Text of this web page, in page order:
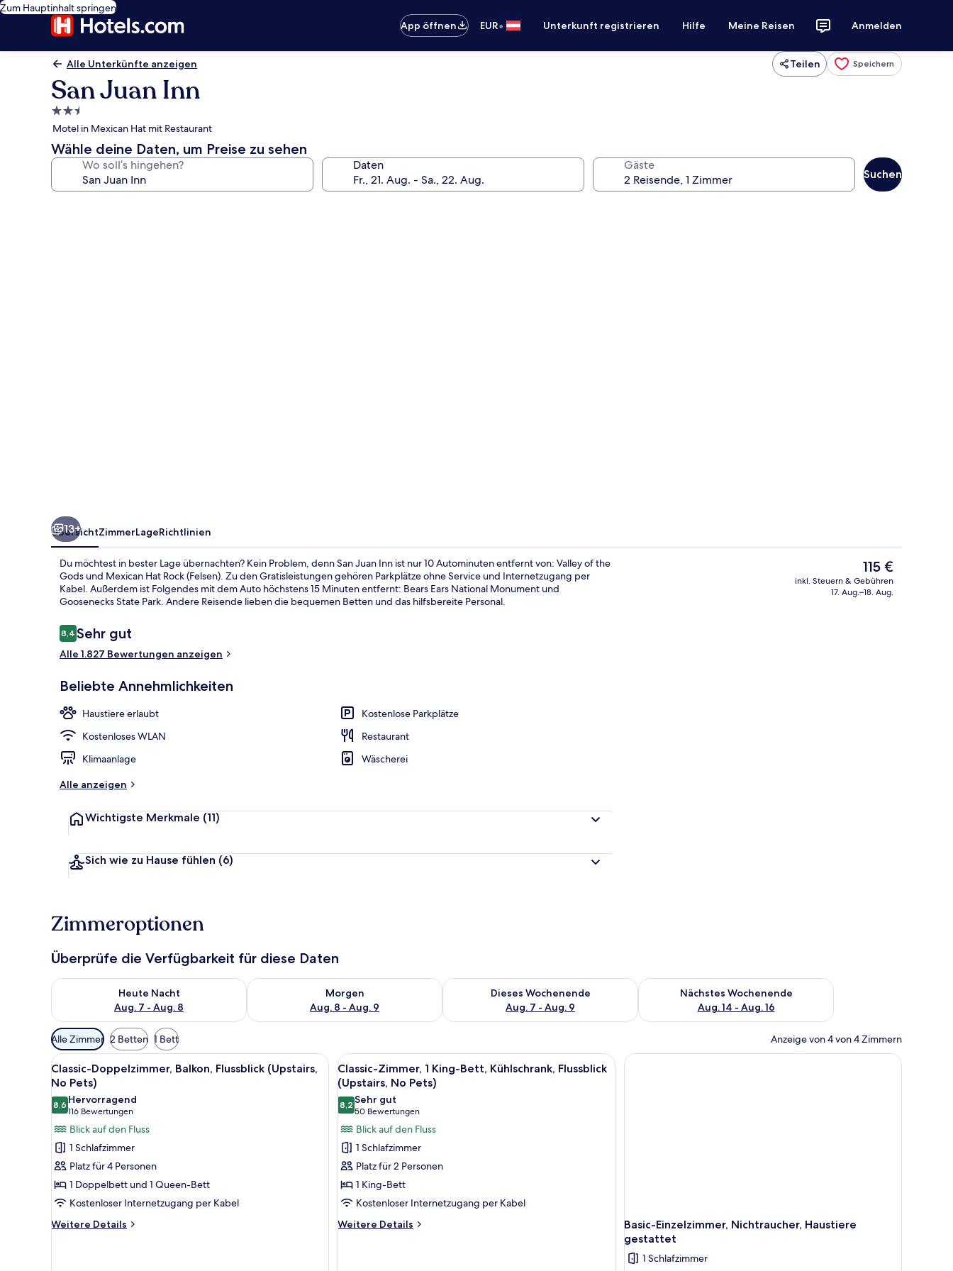
Zum Hauptinhalt springen
App öffnen
EUR• Unterkunft registrieren Hilfe Meine Reisen Anmelden
Alle Unterkünfte anzeigen Teilen Speichern
San Juan Inn
2.5-
Sterne-
Unterkunft
Motel in Mexican Hat mit Restaurant
Wähle deine Daten, um Preise zu sehen
Wo soll’s hingehen? Daten Gäste
Suchen
Familien-Doppelzimmer, Flussblick,
13+
ÜbersichtZimmerLageRichtlinien
Du möchtest in bester Lage übernachten? Kein Problem, denn San Juan Inn ist nur 10 Autominuten entfernt von: Valley of the
Gods und Mexican Hat Rock (Felsen). Zu den Gratisleistungen gehören Parkplätze ohne Service und Internetzugang per
Kabel. Außerdem ist Folgendes mit dem Auto höchstens 15 Minuten entfernt: Bears Ears National Monument und
Goosenecks State Park. Andere Reisende lieben die bequemen Betten und das hilfsbereite Personal.
Bewertungen
8,48,4 von 10.
Sehr gut
Alle 1.827 Bewertungen anzeigen
Beliebte Annehmlichkeiten
Haustiere erlaubt
Kostenlose Parkplätze
Kostenloses WLAN
Restaurant
Klimaanlage
Wäscherei
Alle anzeigen
Wichtigste Merkmale (11)
Sich wie zu Hause fühlen (6)
Der
aktuelle
Preis
115 €
inkl. Steuern & Gebühren
17. Aug.–18. Aug.
Zimmeroptionen
Überprüfe die Verfügbarkeit für diese Daten
Heute Nacht
Aug. 7 - Aug. 8
Überprüfe die Verfügbarkeit für heute Nacht, Aug. 7 - Aug. 8.
Morgen
Aug. 8 - Aug. 9
Überprüfe die Verfügbarkeit für morgen, Aug. 8 - Aug. 9.
Dieses Wochenende
Aug. 7 - Aug. 9
Überprüfe die Verfügbarkeit für dieses Wochenende, Aug. 7 - Aug. 9.
Nächstes Wochenende
Aug. 14 - Aug. 16
Überprüfe die Verfügbarkeit für nächstes Wochenende, Aug.
Verfügbare
Filter
für
Zimmer
Alle Zimmer 2 Betten 1 Bett Anzeige von 4 von 4 Zimmern
Alle
Fotos
für
Classic-
Doppelzimmer,
Balkon,
Flussblick
(Upstairs,
No
Pets)
anzeigen
Ein Hotelzimmer mit zwei Betten, einem Schreibtisch mit Stuhl, einem Schminktisch mit Spiegel und einem durchgegangenen Türspalt erkennbaren Badezimmer.
1
Classic-Doppelzimmer, Balkon, Flussblick (Upstairs,
No Pets)
8,68,6 von 10
Hervorragend
116 Bewertungen
(116
Bewertungen)
Blick auf den Fluss
1 Schlafzimmer
Platz für 4 Personen
1 Doppelbett und 1 Queen-Bett
Kostenloser Internetzugang per Kabel
Weitere Details
Weitere
Alle
Fotos
für
Classic-
Zimmer,
1 King-
Bett,
Kühlschrank,
Flussblick
(Upstairs,
No
Ein Hotelzimmer mit einem Bett, einem Schreibtisch, einem Stuhl, einer Lampe und einem gerahmten Bild an der
1
Classic-Zimmer, 1 King-Bett, Kühlschrank, Flussblick
(Upstairs, No Pets)
8,28,2 von 10
Sehr gut
50 Bewertungen
(50
Bewertungen)
Blick auf den Fluss
1 Schlafzimmer
Platz für 2 Personen
1 King-Bett
Kostenloser Internetzugang per Kabel
Weitere Details
Weitere
Basic-Einzelzimmer, Nichtraucher, Haustiere
gestattet
1 Schlafzimmer